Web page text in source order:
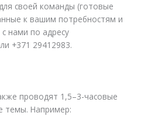
своей команды (готовые
к вашим потребностям и
нами по адресу
+371 29412983.
проводят 1,5–3-часовые
темы. Например: